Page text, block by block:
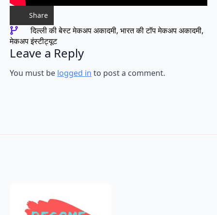
Share
दिल्ली की बेस्ट मेकअप अकादमी भारत की टॉप मेकअप अकादमी
मेकअप इंस्टीट्यूट
Leave a Reply
You must be logged in to post a comment.